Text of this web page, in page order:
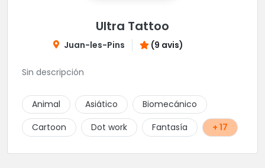
Ultra Tattoo
Juan-les-Pins (9 avis)
Sin descripción
Animal Asiático
Biomecánico
Cartoon
Dot work Fantasía + 17